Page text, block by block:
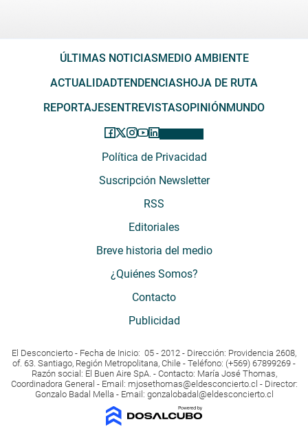
ÚLTIMAS NOTICIASMEDIO AMBIENTE
ACTUALIDADTENDENCIASHOJA DE RUTA
REPORTAJESENTREVISTASOPINIÓNMUNDO
Política de Privacidad
Suscripción Newsletter
RSS
Editoriales
Breve historia del medio
¿Quiénes Somos?
Contacto
Publicidad
El Desconcierto - Fecha de Inicio: 05 - 2012 - Dirección: Providencia 2608,
of. 63. Santiago, Región Metropolitana, Chile - Teléfono: (+569) 67899269 -
Razón social: El Buen Aire SpA. - Contacto: María José Thomas,
Coordinadora General - Email: mjosethomas@eldesconcierto.cl - Director:
Gonzalo Badal Mella - Email: gonzalobadal@eldesconcierto.cl